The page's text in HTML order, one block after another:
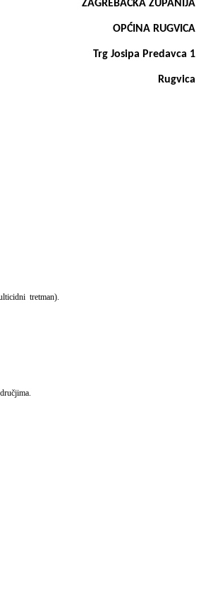
ZAGREBAČKA ŽUPANIJA
RUGVICA
Predavca 1
Rugvica
tretman).